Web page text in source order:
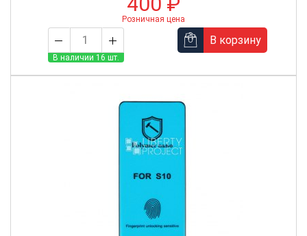
Розничная цена
В наличии 16 шт.
В корзину